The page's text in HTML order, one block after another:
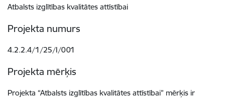
Atbalsts izglītības kvalitātes attīstībai
Projekta numurs
4.2.2.4/1/25/I/001
Projekta mērķis
Projekta “Atbalsts izglītības kvalitātes attīstībai” mērķis ir